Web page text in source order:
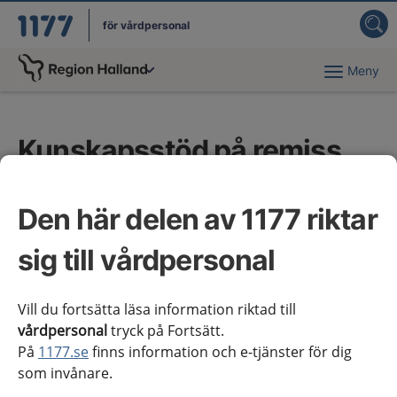
Den här delen av 1177 riktar
sig till vårdpersonal
Vill du fortsätta läsa information riktad till
vårdpersonaltryck på Fortsätt.
På 1177.sefinns information och e-tjänster för dig
som invånare.
för vårdpersonal
Du har valt regionHalland Meny
Kunskapsstöd på remiss
För att säkerställa kunskapsstödens kvalitet finns
ett system med nationella remisser och
synpunktsinhämtningar.
På webbplatsenNationellt system för
kunskapsstyrning hälso- och sjukvårdfinns aktuella
nationella remisser inom kunskapsstyrningssystemet.